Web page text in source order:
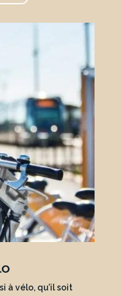
à vélo, qu’il soit